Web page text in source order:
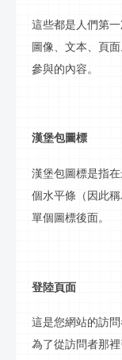
這些都是人們第
圖像、文本、頁
參與的內容。
漢堡包圖標
漢堡包圖標是指
個水平條（因此
單個圖標後面。
登陸頁面
這是您網站的訪
為了從訪問者那